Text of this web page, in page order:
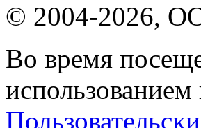
© 2004-2026,
Во время